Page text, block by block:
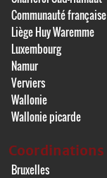
Communauté française
Liège Huy Waremme
Luxembourg
Namur
Verviers
Wallonie
Wallonie picarde
Coordinations
Bruxelles